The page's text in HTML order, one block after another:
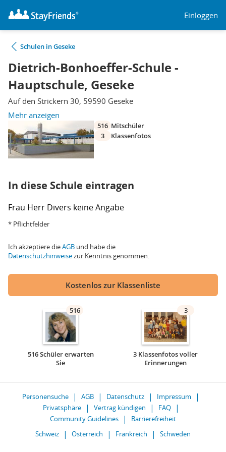
Einloggen
Schulen in Geseke
Dietrich-Bonhoeffer-Schule -
Hauptschule, Geseke
Auf den Strickern 30, 59590 Geseke
Mehr anzeigen
516 Mitschüler
3
Klassenfotos
In diese Schule eintragen
Frau Herr Divers keine Angabe
* Pflichtfelder
Ich akzeptiere dieAGB und habe die
Datenschutzhinweisezur Kenntnis genommen.
Kostenlos zur Klassenliste
516
516 Schüler erwarten
Sie
3
3 Klassenfotos voller
Erinnerungen
Personensuche AGB Datenschutz
Impressum
Privatsphäre
Vertrag kündigen
FAQ
Community Guidelines
Barrierefreiheit
Schweiz
Österreich Frankreich Schweden